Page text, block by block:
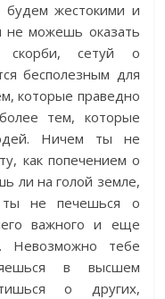
будем жестокими и
не можешь оказать
сетуй о
бесполезным для
которые праведно
тем, которые
Ничем ты не
как попечением о
ли на голой земле,
не печешься о
важного и еще
Невозможно тебе
в высшем
о других,